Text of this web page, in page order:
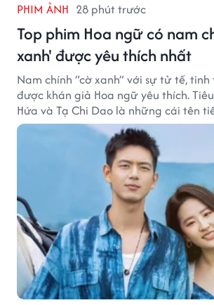
PHIM ẢNH 28 phút trước
Top phim Hoa ngữ có nam
xanh' được yêu thích nhất
Nam chính “cờ xanh” với sự tử tế,
được khán giả Hoa ngữ yêu thích.
Hứa và Tạ Chi Dao là những cái tên